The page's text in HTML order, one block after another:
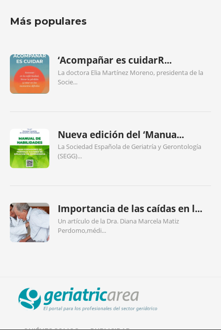
Más populares
‘Acompañar es cuidarR...
La doctora Elia Martínez Moreno, presidenta de la
Socie...
Nueva edición del ‘Manua...
La Sociedad Española de Geriatría y Gerontología
(SEGG)...
Importancia de las caídas en l...
Un artículo de la Dra. Diana Marcela Matiz
Perdomo,médi...